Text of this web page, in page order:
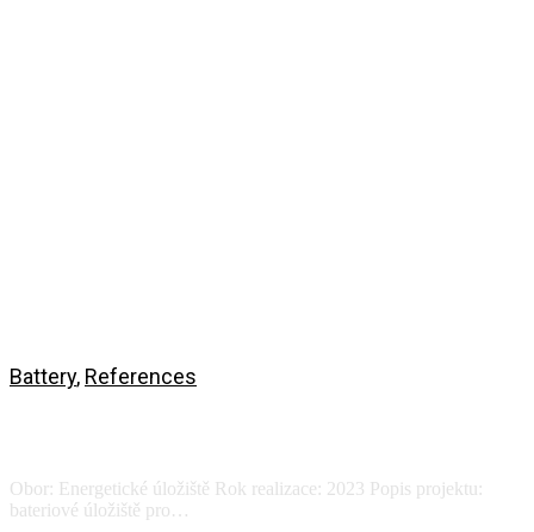
Battery, References
Obor: Energetické úložiště Rok realizace: 2023 Popis projektu:
bateriové úložiště pro…